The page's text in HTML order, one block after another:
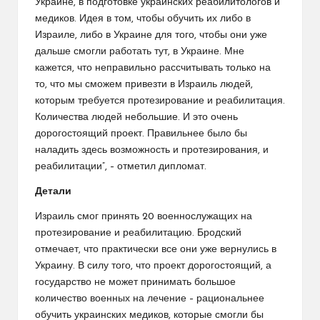
Украине, в подготовке украинских реабилитологов и
медиков. Идея в том, чтобы обучить их либо в
Израиле, либо в Украине для того, чтобы они уже
дальше смогли работать тут, в Украине. Мне
кажется, что неправильно рассчитывать только на
то, что мы сможем привезти в Израиль людей,
которым требуется протезирование и реабилитация.
Количества людей небольшие. И это очень
дорогостоящий проект. Правильнее было бы
наладить здесь возможность и протезирования, и
реабилитации”, – отметил дипломат.
Детали
Израиль смог принять 20 военнослужащих на
протезирование и реабилитацию. Бродский
отмечает, что практически все они уже вернулись в
Украину. В силу того, что проект дорогостоящий, а
государство не может принимать большое
количество военных на лечение – рациональнее
обучить украинских медиков, которые смогли бы